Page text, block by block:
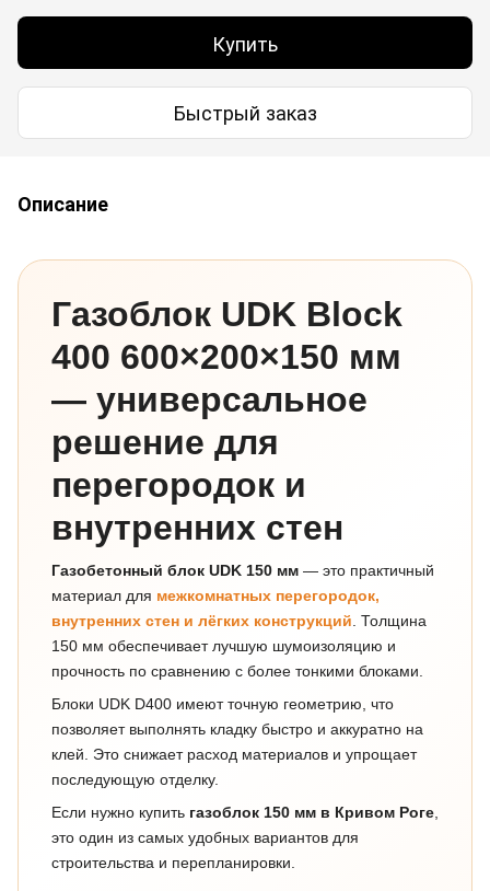
Купить
Быстрый заказ
Описание
Газоблок UDK Block
400 600×200×150 мм
— универсальное
решение для
перегородок и
внутренних стен
Газобетонный блок UDK 150 мм — это практичный
материал для межкомнатных перегородок,
внутренних стен и лёгких конструкций . Толщина
150 мм обеспечивает лучшую шумоизоляцию и
прочность по сравнению с более тонкими блоками.
Блоки UDK D400 имеют точную геометрию, что
позволяет выполнять кладку быстро и аккуратно на
клей. Это снижает расход материалов и упрощает
последующую отделку.
Если нужно купить газоблок 150 мм в Кривом Роге
это один из самых удобных вариантов для
строительства и перепланировки.